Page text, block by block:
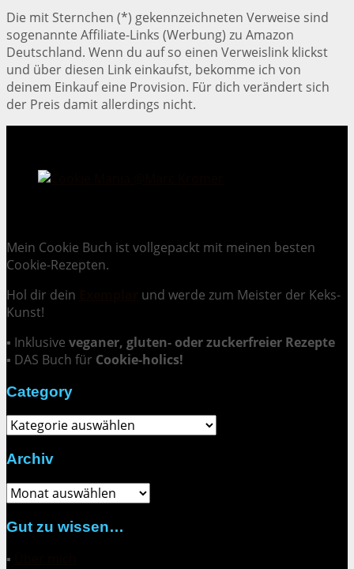
Die mit Sternchen (*) gekennzeichneten Verweise sind
sogenannte Affiliate-Links (Werbung) zu Amazon
Deutschland. Wenn du auf so einen Verweislink klickst
und über diesen Link einkaufst, bekomme ich von
deinem Einkauf eine Provision. Für dich verändert sich
der Preis damit allerdings nicht.
Mein Cookie Buch ist vollgepackt mit meinen besten
Cookie-Rezepten.
Hol dir dein
und werde zum Meister der Keks-
Kunst!
▪ Inklusive veganer, gluten- oder zuckerfreier Rezepte
▪ DAS Buch für Cookie-holics!
Category
Category
Archiv
Archiv
Gut zu wissen…
▪